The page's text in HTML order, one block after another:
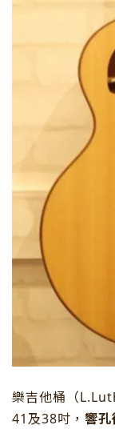
樂吉他桶（
41及38吋， 響